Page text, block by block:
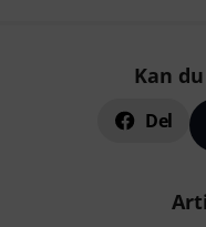
Kan
Del